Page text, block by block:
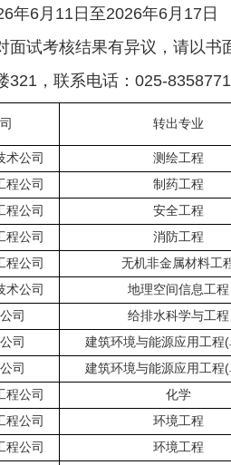
年6月11日至2026年6月17日
面试考核结果有异议，请以
321，联系电话：025-
转出专业
术公司
测绘工程
程公司
制药工程
程公司
安全工程
程公司
消防工程
程公司
无机非金属材料工
术公司
地理空间信息工程
司
给排水科学与工程
司
建筑环境与能源应用工程
司
建筑环境与能源应用工程
程公司
化学
程公司
环境工程
程公司
环境工程